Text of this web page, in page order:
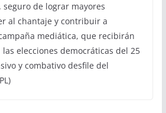
seguro de lograr mayores
al chantaje y contribuir a
mediática, que recibirán
elecciones democráticas del 25
y combativo desfile del